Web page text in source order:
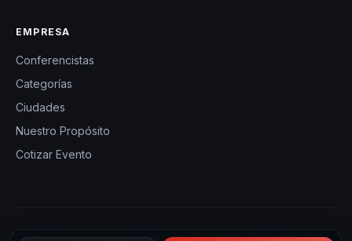
EMPRESA
Conferencistas
Categorías
Ciudades
Nuestro Propósito
Cotizar Evento